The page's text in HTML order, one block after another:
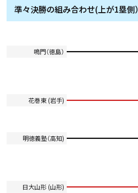
準々決勝の組み合わせ(上が1塁側）
鳴門（徳島）
花巻東 (岩手)
明徳義塾（高知)
日大山形 (山形)